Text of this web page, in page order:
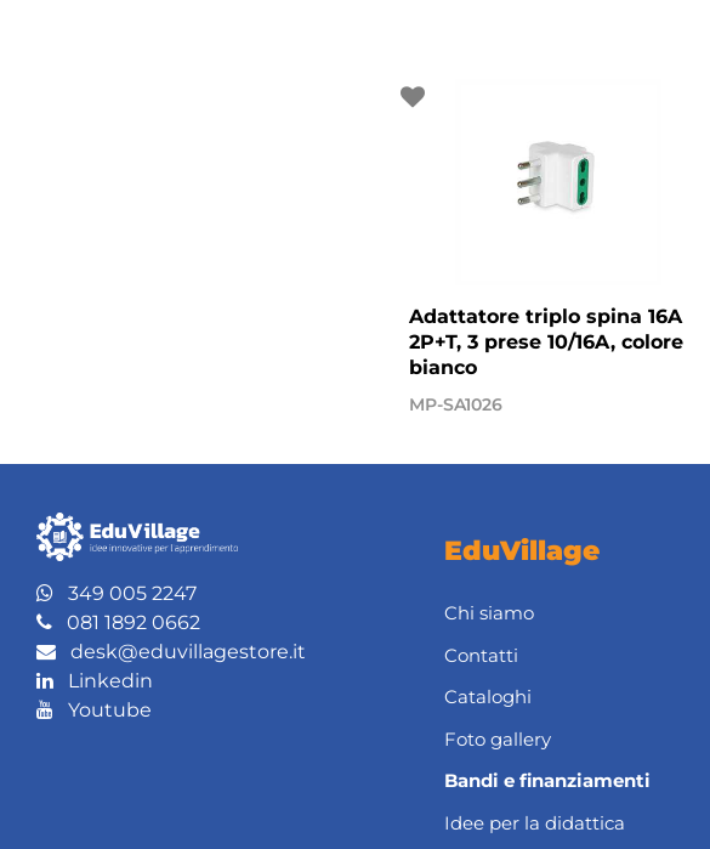
Adattatore triplo spina 16A
2P+T, 3 prese 10/16A, colore
bianco
MP-SA1026
349 005 2247
081 1892 0662
desk@eduvillagestore.it
Linkedin
Youtube
EduVillage
Chi siamo
Contatti
Cataloghi
Foto gallery
Bandi e finanziamenti
Idee per la didattica